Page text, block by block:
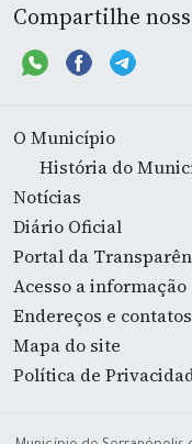
Compartilhe
O Município
História do
Notícias
Diário Oficial
Portal da
Acesso a informação
Endereços e contatos
Mapa do site
Política de